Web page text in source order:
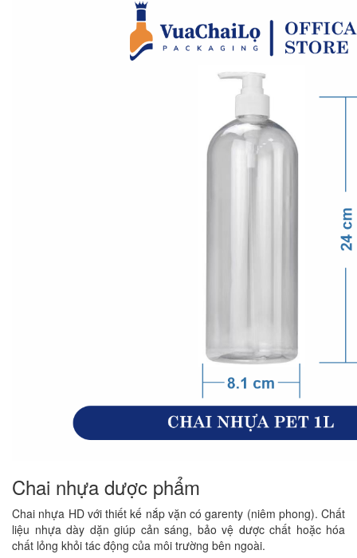
Chai nhựa dược phẩm
Chai nhựa HD với thiết kế nắp vặn có garenty (niêm phong). Chất
liệu nhựa dày dặn giúp cản sáng, bảo vệ dược chất hoặc hóa
chất lỏng khỏi tác động của môi trường bên ngoài.